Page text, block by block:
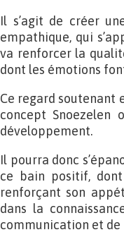
Il s’agit de créer
empathique, qui
va renforcer la
dont les émotions
Ce regard soutenant
concept
développement.
Il pourra donc
ce bain positif,
renforçant son
dans la
communication et de